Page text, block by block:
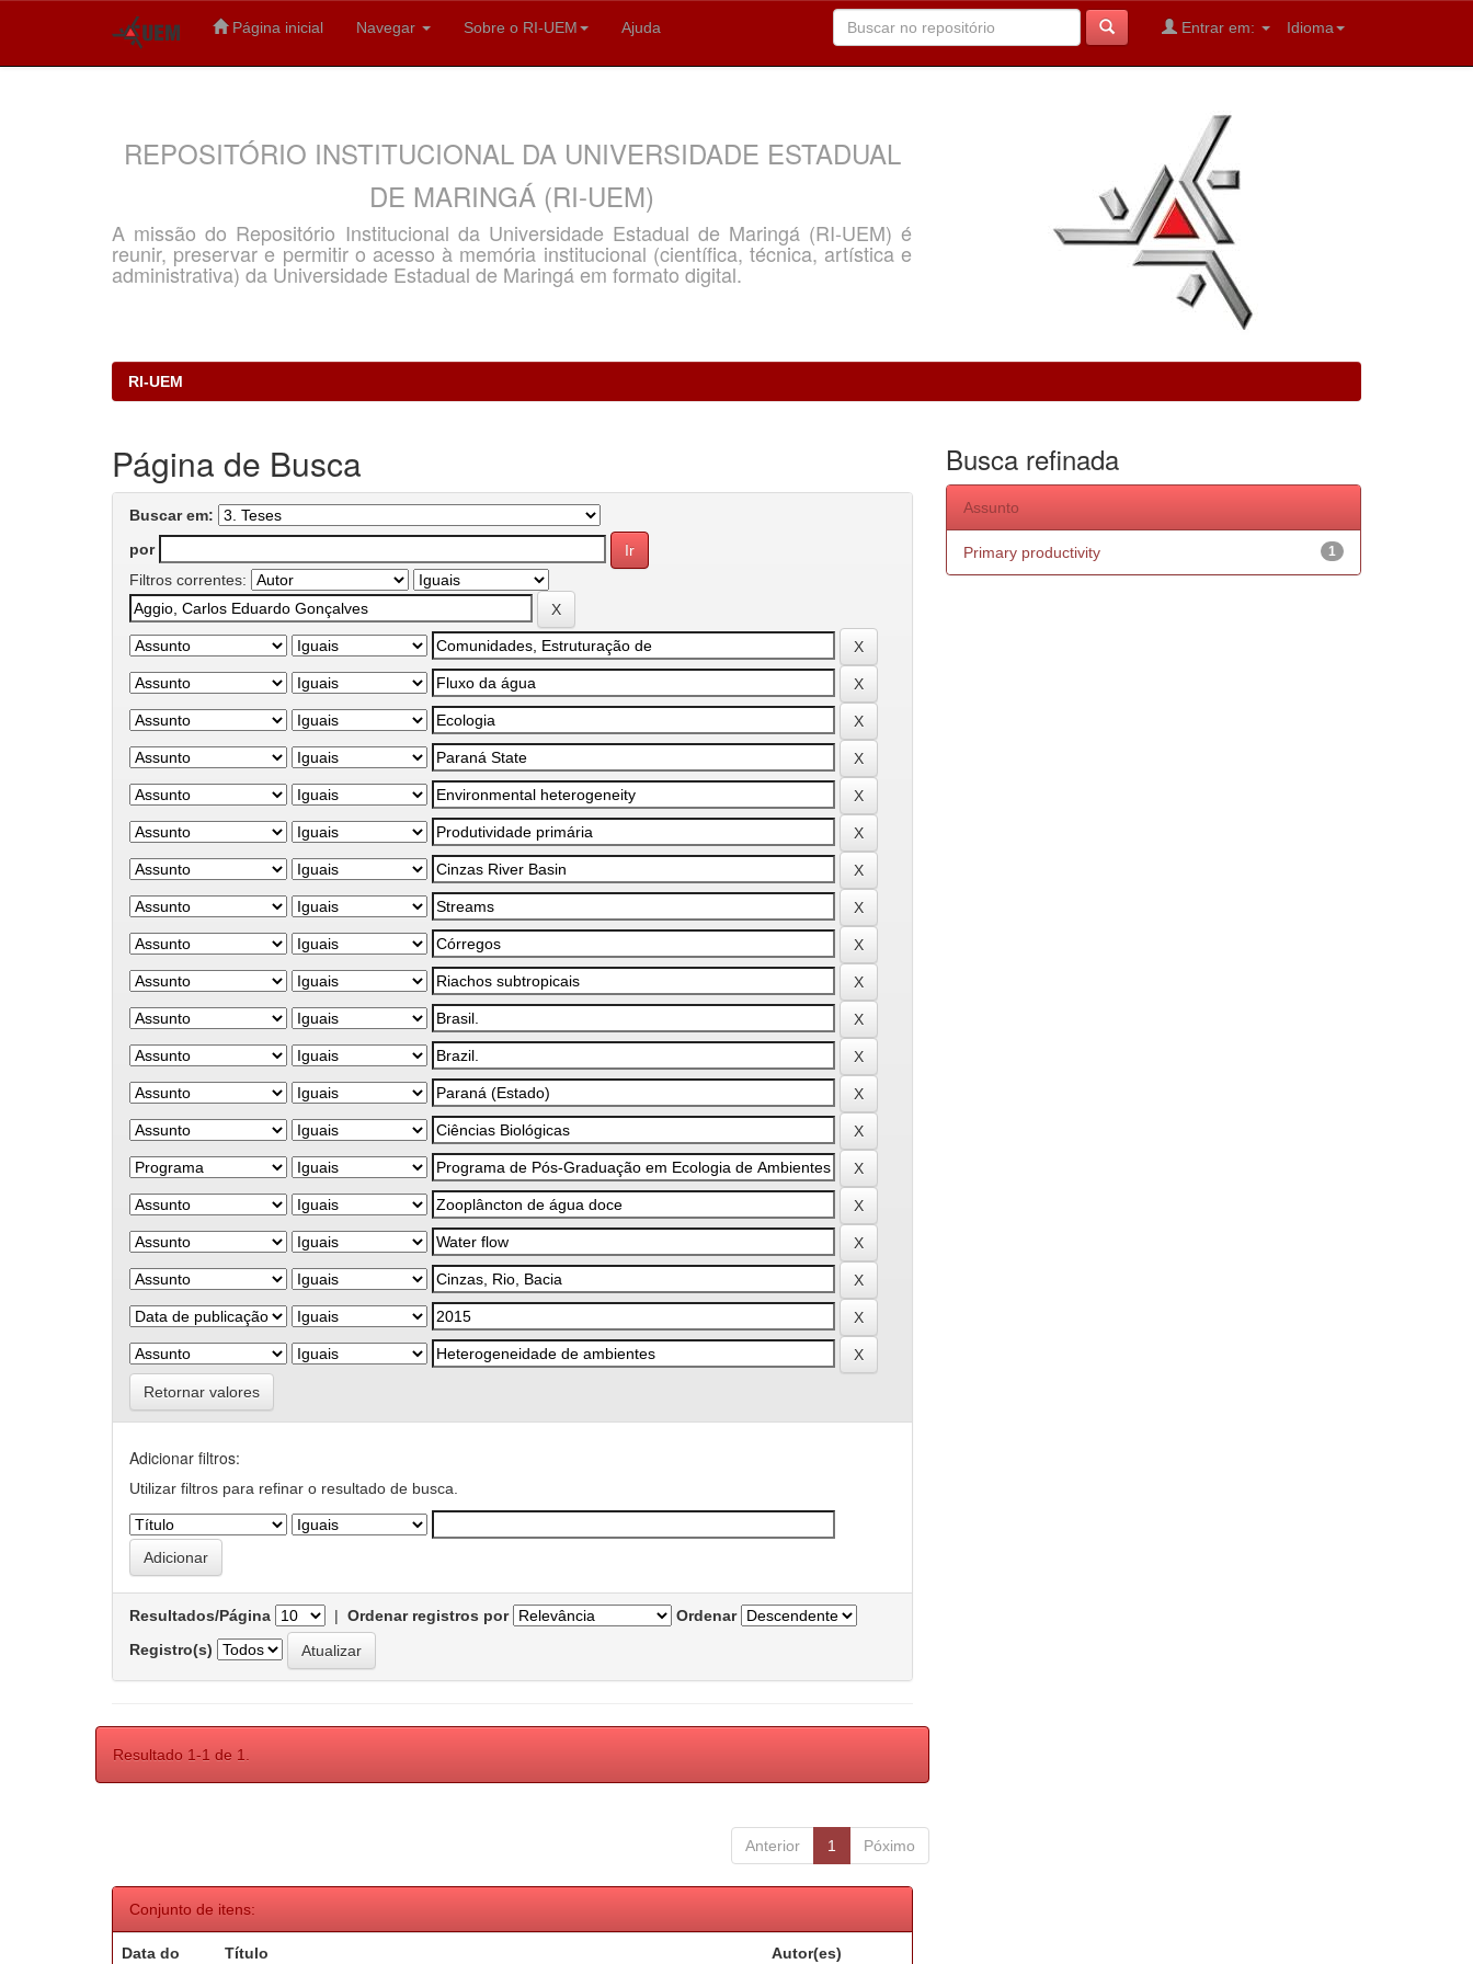
Página inicial Navegar Sobre o RI-UEM Ajuda Idioma
Entrar em:
REPOSITÓRIO INSTITUCIONAL DA UNIVERSIDADE ESTADUAL
DE MARINGÁ (RI-UEM)
A missão do Repositório Institucional da Universidade Estadual de Maringá (RI-UEM) é
reunir, preservar e permitir o acesso à memória institucional (científica, técnica, artística e
administrativa) da Universidade Estadual de Maringá em formato digital.
RI-UEM
Página de Busca
Buscar em:
por
Filtros correntes:
Retornar valores
Adicionar filtros:
Utilizar filtros para refinar o resultado de busca.
Resultados/Página | Ordenar registros por
Ordenar
Registro(s)
Resultado 1-1 de 1.
Anterior 1 Póximo
Conjunto de itens:
Data do Título Autor(es)
Busca refinada
Assunto
1
Primary productivity